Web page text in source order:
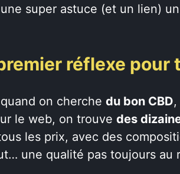
super astuce (et un lien)
réflexe pour
on cherche du bon CBD
le web, on trouve des
les prix, avec des
une qualité pas toujours au